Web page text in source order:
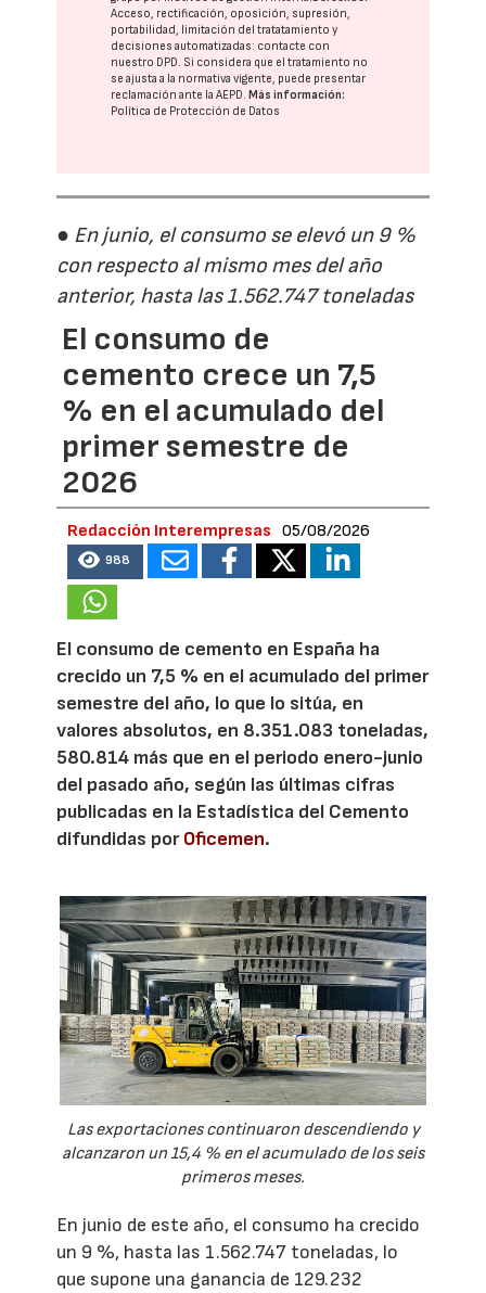
Acceso, rectificación, oposición, supresión,
portabilidad, limitación del tratatamiento y
decisiones automatizadas: contacte con
nuestro DPD. Si considera que el tratamiento no
se ajusta a la normativa vigente, puede presentar
reclamación ante laAEPD.Más información:
Política de Protección de Datos
● En junio, el consumo se elevó un 9 %
con respecto al mismo mes del año
anterior, hasta las 1.562.747 toneladas
El consumo de
cemento crece un 7,5
% en el acumulado del
primer semestre de
2026
Redacción Interempresas 05/08/2026
988
El consumo de cemento en España ha
crecido un 7,5 % en el acumulado del primer
semestre del año, lo que lo sitúa, en
valores absolutos, en 8.351.083 toneladas,
580.814 más que en el periodo enero-junio
del pasado año, según las últimas cifras
publicadas en la Estadística del Cemento
difundidas porOficemen.
Las exportaciones continuaron descendiendo y
alcanzaron un 15,4 % en el acumulado de los seis
primeros meses.
En junio de este año, el consumo ha crecido
un 9 %, hasta las 1.562.747 toneladas, lo
que supone una ganancia de 129.232